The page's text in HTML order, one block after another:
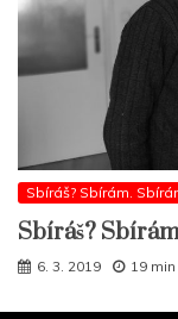
Sbíráš? Sbírám.
Sbíráš?
6. 3. 2019 19